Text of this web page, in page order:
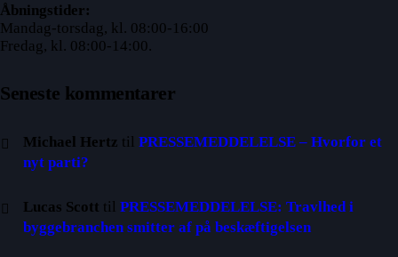
Åbningstider:
Mandag-torsdag, kl. 08:00-16:00
Fredag, kl. 08:00-14:00.
Seneste kommentarer
Michael Hertz tilPRESSEMEDDELELSE – Hvorfor et
nyt parti?
Lucas Scott tilPRESSEMEDDELELSE: Travlhed i
byggebranchen smitter af på beskæftigelsen